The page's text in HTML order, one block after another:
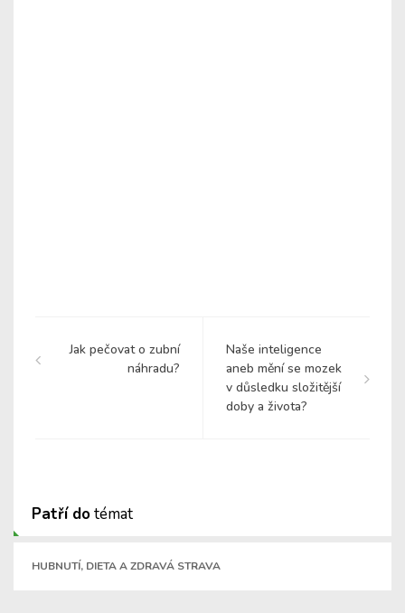
Jak pečovat o zubní
náhradu?
Naše inteligence
aneb mění se mozek
v důsledku složitější
doby a života?
Patří dotémat
HUBNUTÍ, DIETA A ZDRAVÁ STRAVA